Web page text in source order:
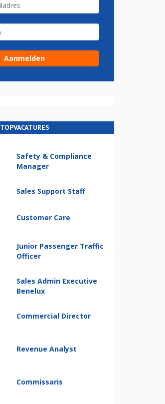
TOPVACATURES
Safety & Compliance
Manager
Sales Support Staff
Customer Care
Junior Passenger Traffic
Officer
Sales Admin Executive
Benelux
Commercial Director
Revenue Analyst
Commissaris